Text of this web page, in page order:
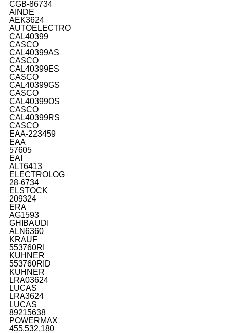
CGB-86734
AINDE
AEK3624
AUTOELECTRO
CAL40399
CASCO
CAL40399AS
CASCO
CAL40399ES
CASCO
CAL40399GS
CASCO
CAL40399OS
CASCO
CAL40399RS
CASCO
EAA-223459
EAA
57605
EAI
ALT6413
ELECTROLOG
28-6734
ELSTOCK
209324
ERA
AG1593
GHIBAUDI
ALN6360
KRAUF
553760RI
KUHNER
553760RID
KUHNER
LRA03624
LUCAS
LRA3624
LUCAS
89215638
POWERMAX
455.532.180